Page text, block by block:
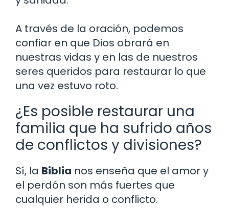
A través de la oración, podemos
confiar en que Dios obrará en
nuestras vidas y en las de nuestros
seres queridos para restaurar lo que
una vez estuvo roto.
¿Es posible restaurar una
familia que ha sufrido años
de conflictos y divisiones?
Sí, la Biblia nos enseña que el amor y
el perdón son más fuertes que
cualquier herida o conflicto.